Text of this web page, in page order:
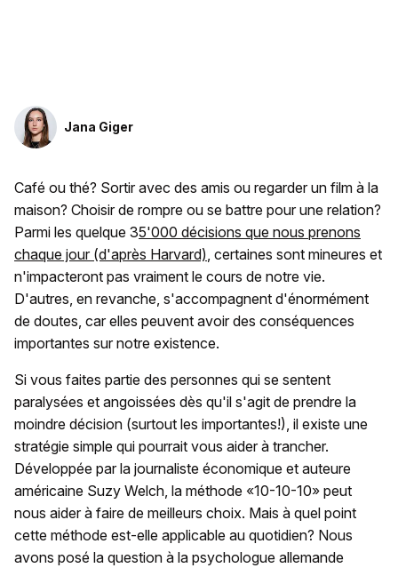
Jana Giger
Café ou thé? Sortir avec des amis ou regarder un film à la
maison? Choisir de rompre ou se battre pour une relation?
Parmi les quelque 35'000 décisions que nous prenons
chaque jour (d'après Harvard), certaines sont mineures et
n'impacteront pas vraiment le cours de notre vie.
D'autres, en revanche, s'accompagnent d'énormément
de doutes, car elles peuvent avoir des conséquences
importantes sur notre existence.
Si vous faites partie des personnes qui se sentent
paralysées et angoissées dès qu'il s'agit de prendre la
moindre décision (surtout les importantes!), il existe une
stratégie simple qui pourrait vous aider à trancher.
Développée par la journaliste économique et auteure
américaine Suzy Welch, la méthode «10-10-10» peut
nous aider à faire de meilleurs choix. Mais à quel point
cette méthode est-elle applicable au quotidien? Nous
avons posé la question à la psychologue allemande